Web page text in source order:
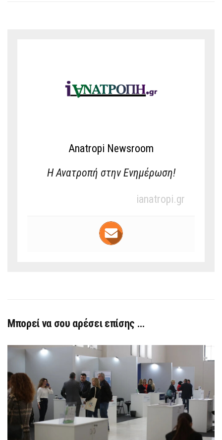
Anatropi Newsroom
Η Ανατροπή στην Ενημέρωση!
ianatropi.gr
Μπορεί να σου αρέσει επίσης …